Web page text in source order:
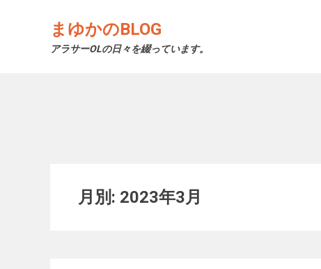
まゆかのBLOG
アラサーOLの日々を綴っています。
月別: 2023年3月